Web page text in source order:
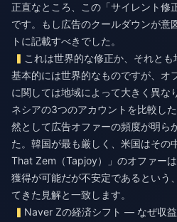
正直なところ、この「サイレント修
です。もし広告のクールダウンが意
トに記載すべきでした。
これは世界的な修正か、それとも
基本的には世界的なものですが、オ
に関しては地域によって大きく異な
ネシアの3つのアカウントを比較し
然として広告オファーの頻度が明ら
た。韓国が最も厳しく、米国はその
That Zem（Tapjoy）」のオファー
獲得が可能だが不安定であるという
てきた見解と一致します。
Naver Zの経済シフト — なぜ収